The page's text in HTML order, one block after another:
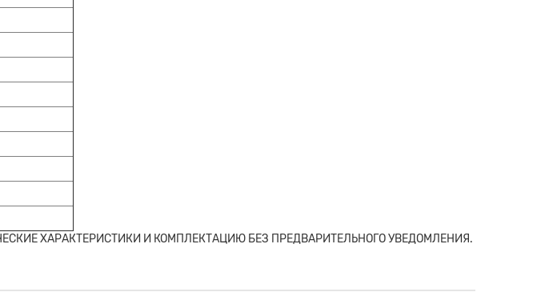
ХАРАКТЕРИСТИКИ И КОМПЛЕКТАЦИЮ БЕЗ ПРЕДВАРИТЕЛЬНОГО УВЕДОМЛЕНИЯ.